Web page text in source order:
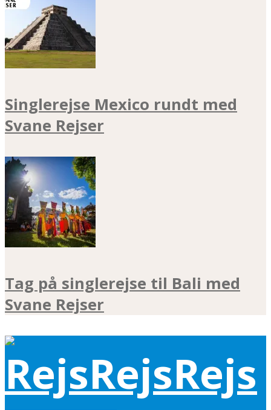
Singlerejse Mexico rundt med
Svane Rejser
Tag på singlerejse til Bali med
Svane Rejser